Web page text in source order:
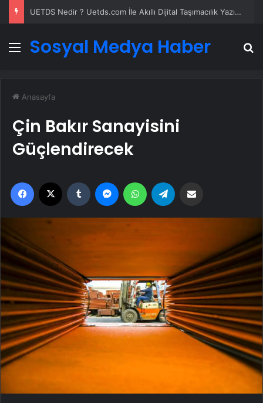
UETDS Nedir ? Uetds.com İle Akıllı Dijital Taşımacılık Yazılımı
Menü
Sosyal Medya Haber
Anasayfa
Çin Bakır Sanayisini
Güçlendirecek
Facebook Tumblr MessengerWhatsApp